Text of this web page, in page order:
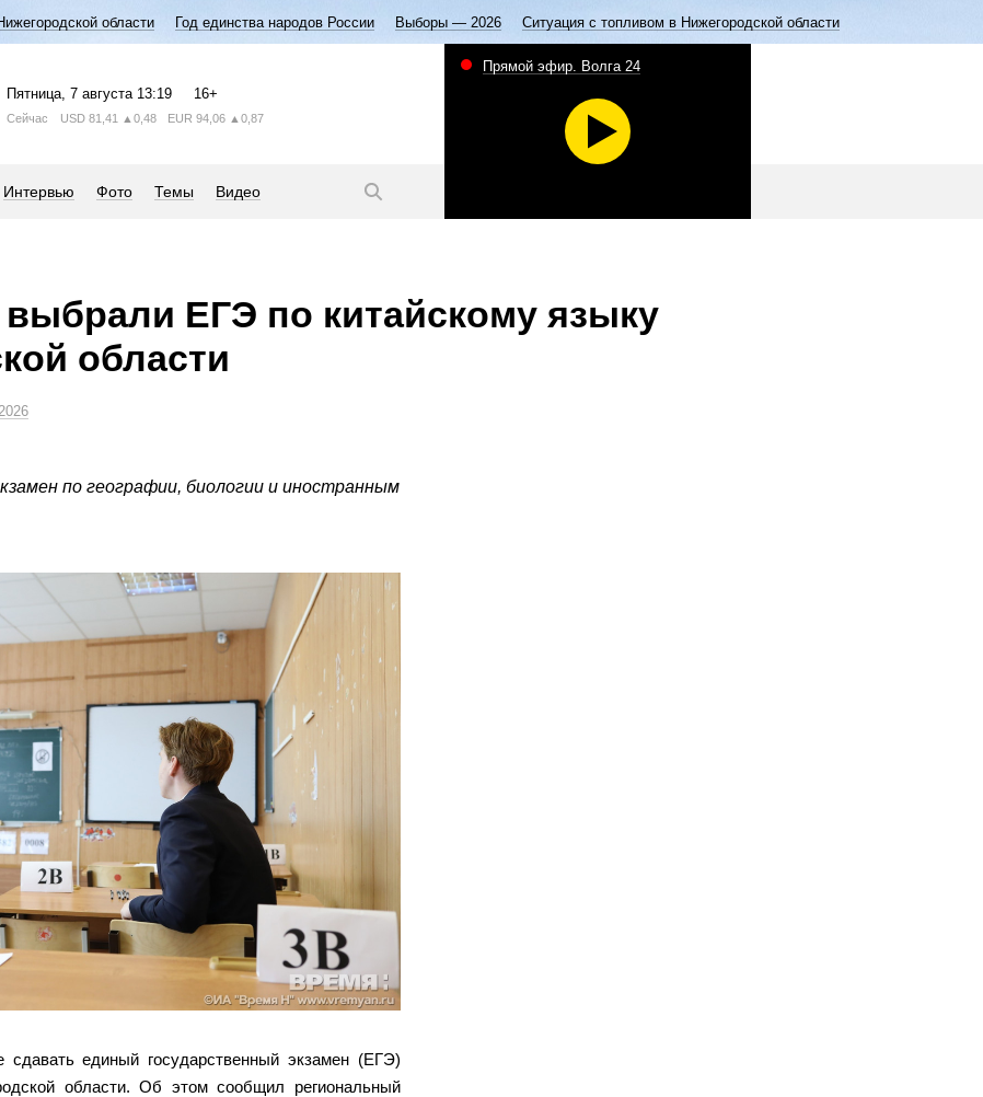
области Год единства народов России Выборы — 2026 Ситуация с топливом в Нижегородской области
Пятница, 7 августа 13:19 16+
Сейчас USD 81,41 ▲0,48 EUR 94,06 ▲0,87
Интервью Фото Темы Видео
Прямой эфир. Волга 24
ЕГЭ по китайскому языку
области
по географии, биологии и иностранным
сдавать единый государственный экзамен (ЕГЭ)
области. Об этом сообщил региональный